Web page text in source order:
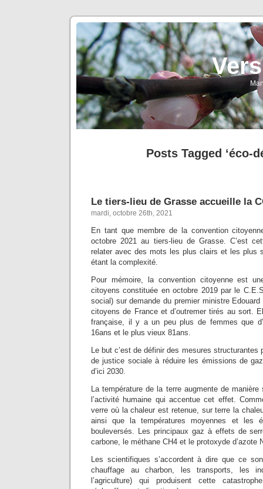
Posts Tagged ‘éco-
Le tiers-lieu de Grasse accueille la
mardi, octobre 26th, 2021
En tant que membre de la convention
octobre 2021 au tiers-lieu de Grasse. C’est
relater avec des mots les plus clairs et les plus
étant la complexité.
Pour mémoire, la convention citoyenne est
citoyens constituée en octobre 2019 par le
social) sur demande du premier ministre
citoyens de France et d’outremer tirés au sort.
française, il y a un peu plus de femmes que
16ans et le plus vieux 81ans.
Le but c’est de définir des mesures structurantes
de justice sociale à réduire les émissions de
d’ici 2030.
La température de la terre augmente de
l’activité humaine qui accentue cet effet.
verre où la chaleur est retenue, sur terre la
ainsi que la températures moyennes et les
bouleversés. Les principaux gaz à effets de
carbone, le méthane CH4 et le protoxyde d’azote
Les scientifiques s’accordent à dire que ce
chauffage au charbon, les transports, les
l’agriculture) qui produisent cette